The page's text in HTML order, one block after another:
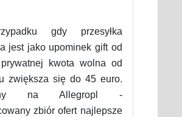
gdy przesyłka
jest jako upominek gift od
kwota wolna od
zwiększa się do 45 euro.
na Allegropl -
zbiór ofert najlepsze